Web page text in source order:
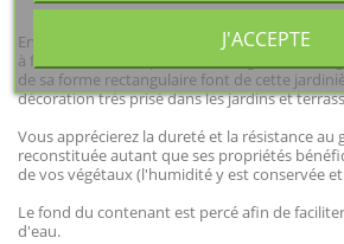
En pierre reconstituée, la jardinière Paloma
à fleurs de surface poreuse. L'élégance du
de sa forme rectangulaire font de cette
décoration très prisé dans les jardins et
Vous apprécierez la dureté et la résistance au
reconstituée autant que ses propriétés
de vos végétaux (l'humidité y est conservée
Le fond du contenant est percé afin de
d'eau.
J'ACCEPTE